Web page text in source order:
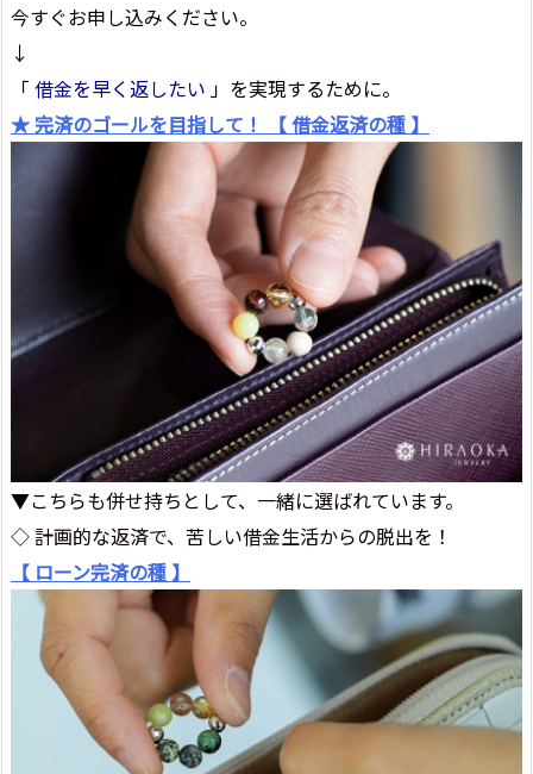
今すぐお申し込みください。
↓
「 借金を早く返したい 」を実現するために。
★ 完済のゴールを目指して！ 【 借金返済の種 】
▼こちらも併せ持ちとして、一緒に選ばれています。
◇ 計画的な返済で、苦しい借金生活からの脱出を！
【 ローン完済の種 】